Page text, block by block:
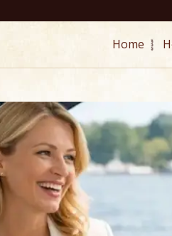
Home